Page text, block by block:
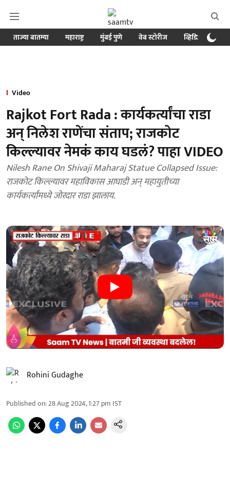
ताज्या बातम्या महाराष्ट्र मुंबई पुणे वेब स्टोरीज व्हिडिओ
Video
Rajkot Fort Rada : कार्यकर्त्यांचा राडा
अन् निलेश राणेंचा संताप; राजकोट
किल्ल्यावर नेमकं काय घडलं? पाहा VIDEO
Nilesh Rane On Shivaji Maharaj Statue Collapsed Issue:
राजकोट किल्ल्यावर महाविकास आघाडी अन् महायुतीच्या
कार्यकर्त्यांमध्ये जोरदार राडा झालाय.
Rohini Gudaghe
Published on:28 Aug 2024, 1:27 pm IST